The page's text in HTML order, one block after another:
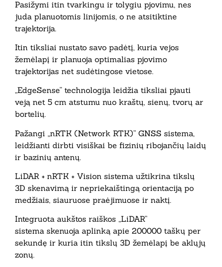
Pasižymi itin tvarkingu ir tolygiu pjovimu, nes
juda planuotomis linijomis, o ne atsitiktine
trajektorija.
Itin tiksliai nustato savo padėtį, kuria vejos
žemėlapį ir planuoja optimalias pjovimo
trajektorijas net sudėtingose vietose.
„EdgeSense” technologija leidžia tiksliai pjauti
veją net 5 cm atstumu nuo kraštų, sienų, tvorų ar
bortelių.
Pažangi „nRTK (Network RTK)” GNSS sistema,
leidžianti dirbti visiškai be fizinių ribojančių laidų
ir bazinių antenų.
LiDAR + nRTK + Vision sistema užtikrina tikslų
3D skenavimą ir nepriekaištingą orientaciją po
medžiais, siauruose praėjimuose ir naktį.
Integruota aukštos raiškos „LiDAR”
sistema skenuoja aplinką apie 200000 taškų per
sekundę ir kuria itin tikslų 3D žemėlapį be aklųjų
zonų.